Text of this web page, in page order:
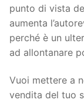
punto di vista
aumenta
perché è un
ad allontanare
Vuoi mettere a
vendita del tuo